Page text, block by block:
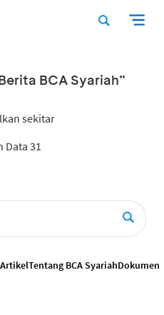
BCA Syariah”
sekitar
Data 31
ArtikelTentang BCA SyariahDokumen